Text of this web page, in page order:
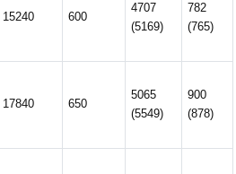
15240 600
4707
(5169)
782
(765)
17840 650
5065
(5549)
900
(878)